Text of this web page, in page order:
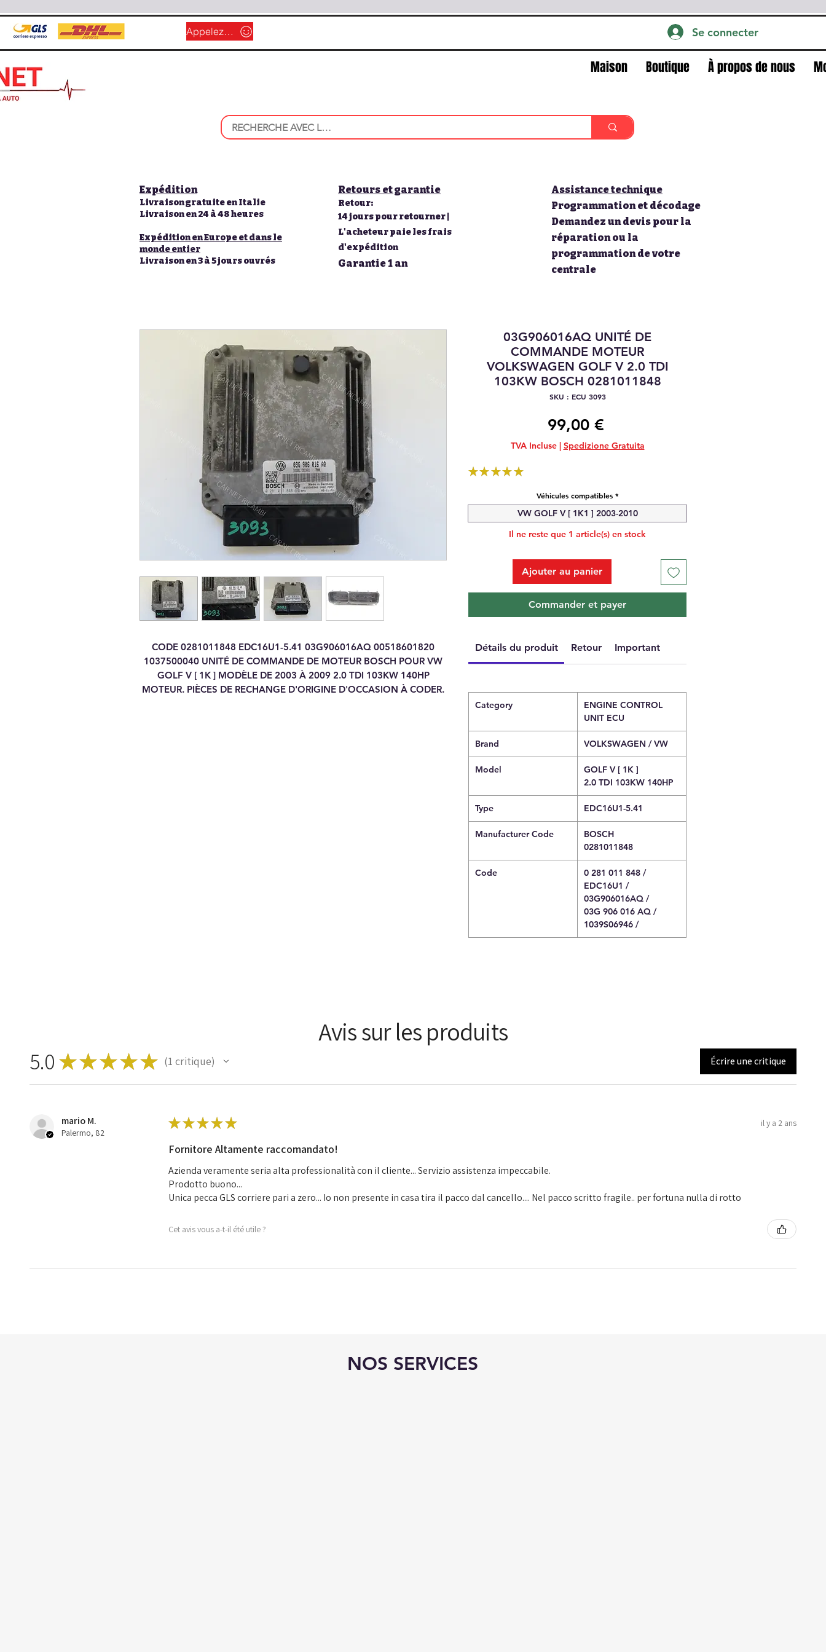
Appelez-nous Se connecter
Maison Boutique À propos de nous
Expédition
Livraison gratuite en Italie
Livraison en 24 à 48 heures
Expédition en Europe et dans le
monde entier
Livraison en 3 à 5 jours ouvrés
Retours et garantie
Retour:
14 jours pour retourner |
L'acheteur paie les frais
d'expédition
Garantie 1 an
Assistance technique
Programmation et décodage
Demandez un devis pour la
réparation ou la
programmation de votre
centrale
CODE 0281011848 EDC16U1-5.41 03G906016AQ 00518601820
1037500040 UNITÉ DE COMMANDE DE MOTEUR BOSCH POUR VW
GOLF V [ 1K ] MODÈLE DE 2003 À 2009 2.0 TDI 103KW 140HP
MOTEUR. PIÈCES DE RECHANGE D'ORIGINE D'OCCASION À CODER.
03G906016AQ UNITÉ DE
COMMANDE MOTEUR
VOLKSWAGEN GOLF V 2.0 TDI
103KW BOSCH 0281011848
SKU : ECU 3093
99,00 €
TVA Incluse| Spedizione Gratuita
★ ★ ★ ★ ★
Véhicules compatibles *
VW GOLF V [ 1K1 ] 2003-2010
Il ne reste que 1 article(s) en stock
Ajouter au panier
Commander et payer
Détails du produit Retour Important
Category
ENGINE CONTROL
UNIT ECU
Brand VOLKSWAGEN / VW
Model
GOLF V [ 1K ]
2.0 TDI 103KW 140HP
Type EDC16U1-5.41
Manufacturer Code
BOSCH
0281011848
Code
0 281 011 848 /
EDC16U1 /
03G906016AQ /
03G 906 016 AQ /
1039S06946 /
Avis sur les produits
5.0 ★★★★★ 1 critique Écrire une critique
mario M.
Palermo, 82
★★★★★ il y a 2 ans
Fornitore Altamente raccomandato!
Azienda veramente seria alta professionalità con il cliente... Servizio assistenza impeccabile.
Prodotto buono...
Unica pecca GLS corriere pari a zero... Io non presente in casa tira il pacco dal cancello.... Nel pacco scritto fragile.. per fortuna nulla di rotto
Cet avis vous a-t-il été utile ?
NOS SERVICES